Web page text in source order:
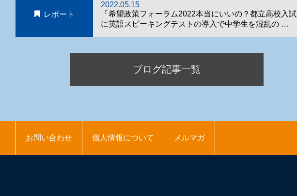
レポート
2022.05.15
「希望政策フォーラム2022本当にいいの？都立高校入試
に英語スピーキングテストの導入で中学生を混乱の …
ブログ記事一覧
お問い合わせ 個人情報について メルマガ